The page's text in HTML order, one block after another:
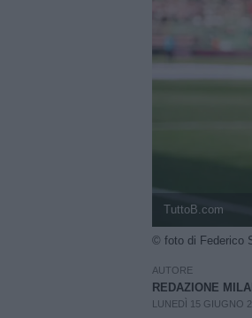
TuttoB.com
© foto di Federico
AUTORE
REDAZIONE
LUNEDÌ 15 GIUGNO